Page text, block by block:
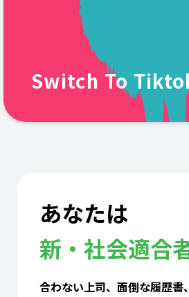
Switch To
あなたは
新・社会適合
合わない上司、面倒な履歴書